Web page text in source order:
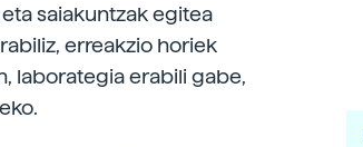
saiakuntzak egitea
erreakzio horiek
laborategia erabili gabe,